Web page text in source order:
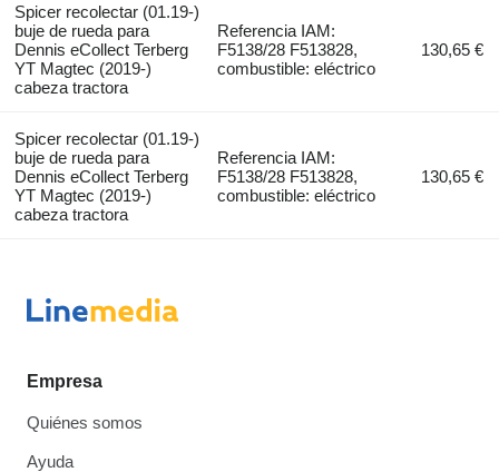
Spicer recolectar (01.19-)
buje de rueda para
Dennis eCollect Terberg
YT Magtec (2019-)
cabeza tractora
Referencia IAM:
F5138/28 F513828,
combustible: eléctrico
130,65 €
Spicer recolectar (01.19-)
buje de rueda para
Dennis eCollect Terberg
YT Magtec (2019-)
cabeza tractora
Referencia IAM:
F5138/28 F513828,
combustible: eléctrico
130,65 €
Empresa
Quiénes somos
Ayuda